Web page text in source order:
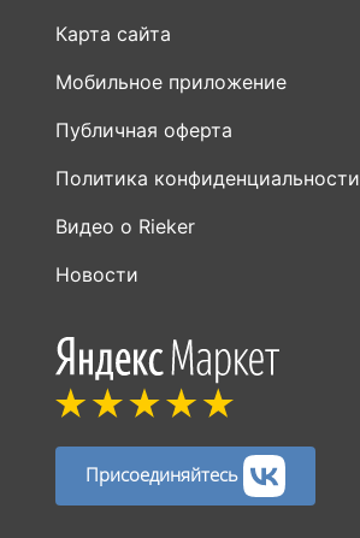
Карта сайта
Мобильное приложение
Публичная оферта
Политика конфиденциальности
Видео о Rieker
Новости
Присоединяйтесь